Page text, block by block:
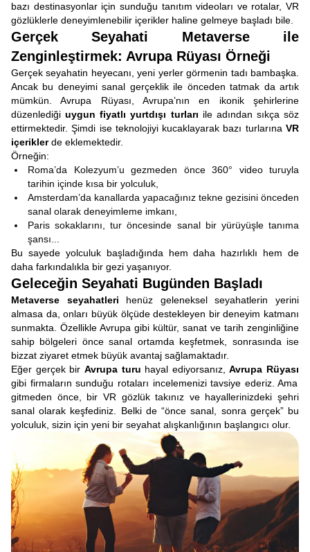
bazı destinasyonlar için sunduğu tanıtım videoları ve rotalar, VR
gözlüklerle deneyimlenebilir içerikler haline gelmeye başladı bile.
Gerçek Seyahati Metaverse ile
Zenginleştirmek: Avrupa Rüyası Örneği
Gerçek seyahatin heyecanı, yeni yerler görmenin tadı bambaşka.
Ancak bu deneyimi sanal gerçeklik ile önceden tatmak da artık
mümkün. Avrupa Rüyası, Avrupa’nın en ikonik şehirlerine
düzenlediğiuygun fiyatlı yurtdışı turları ile adından sıkça söz
ettirmektedir. Şimdi ise teknolojiyi kucaklayarak bazı turlarına VR
içeriklerde eklemektedir.
Örneğin:
Roma’da Kolezyum’u gezmeden önce 360° video turuyla
tarihin içinde kısa bir yolculuk,
Amsterdam’da kanallarda yapacağınız tekne gezisini önceden
sanal olarak deneyimleme imkanı,
Paris sokaklarını, tur öncesinde sanal bir yürüyüşle tanıma
şansı...
Bu sayede yolculuk başladığında hem daha hazırlıklı hem de
daha farkındalıkla bir gezi yaşanıyor.
Geleceğin Seyahati Bugünden Başladı
Metaverse seyahatleri henüz geleneksel seyahatlerin yerini
almasa da, onları büyük ölçüde destekleyen bir deneyim katmanı
sunmakta. Özellikle Avrupa gibi kültür, sanat ve tarih zenginliğine
sahip bölgeleri önce sanal ortamda keşfetmek, sonrasında ise
bizzat ziyaret etmek büyük avantaj sağlamaktadır.
Eğer gerçek bir Avrupa turu hayal ediyorsanız,Avrupa Rüyası
gibi firmaların sunduğu rotaları incelemenizi tavsiye ederiz. Ama
gitmeden önce, bir VR gözlük takınız ve hayallerinizdeki şehri
sanal olarak keşfediniz. Belki de “önce sanal, sonra gerçek” bu
yolculuk, sizin için yeni bir seyahat alışkanlığının başlangıcı olur.